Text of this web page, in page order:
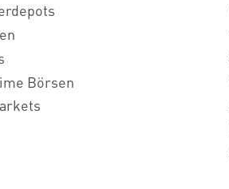
Börsen